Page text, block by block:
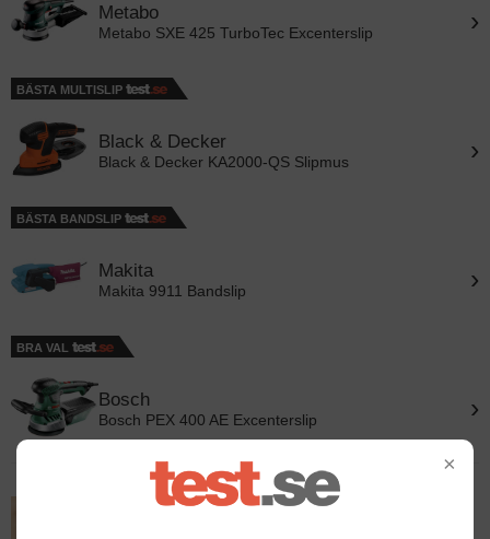
×
Metabo
Metabo SXE 425 TurboTec Excenterslip ›
BÄSTA MULTISLIP
Black & Decker
Black & Decker KA2000-QS Slipmus ›
BÄSTA BANDSLIP
Makita
Makita 9911 Bandslip ›
BRA VAL
Bosch
Bosch PEX 400 AE Excenterslip ›